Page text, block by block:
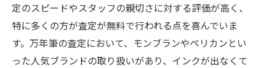
定のスピードやスタッフの親切さに対する評価が高く、
特に多くの方が査定が無料で行われる点を喜んでいま
す。万年筆の査定において、モンブランやペリカンとい
った人気ブランドの取り扱いがあり、インクが出なくて